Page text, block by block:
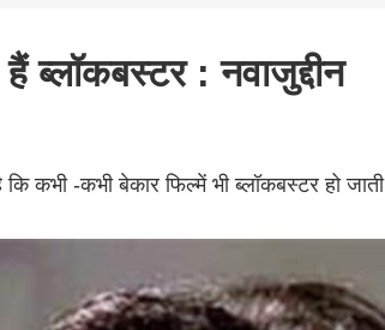
ब्लॉकबस्टर : नवाजुद्दीन
कभी -कभी बेकार फिल्में भी ब्लॉकबस्टर हो जाती